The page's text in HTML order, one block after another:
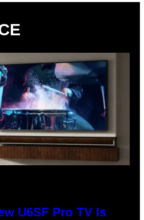
U6SF Pro TV Is